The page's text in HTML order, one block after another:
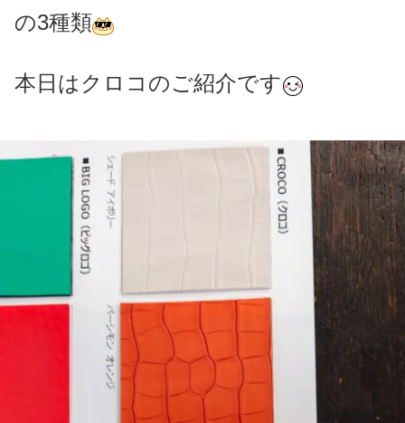
の3種類
本日はクロコのご紹介です